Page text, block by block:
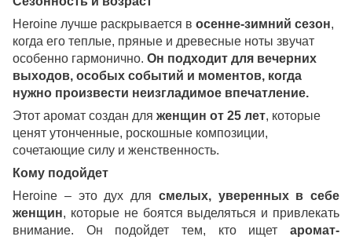
Heroine лучше раскрывается в осенне-зимний сезон,
когда его теплые, пряные и древесные ноты звучат
особенно гармонично. Он подходит для вечерних
выходов, особых событий и моментов, когда
нужно произвести неизгладимое впечатление.
Этот аромат создан для женщин от 25 лет, которые
ценят утонченные, роскошные композиции,
сочетающие силу и женственность.
Кому подойдет
Heroine – это дух для смелых, уверенных в себе
женщин, которые не боятся выделяться и привлекать
внимание. Он подойдет тем, кто ищет аромат-